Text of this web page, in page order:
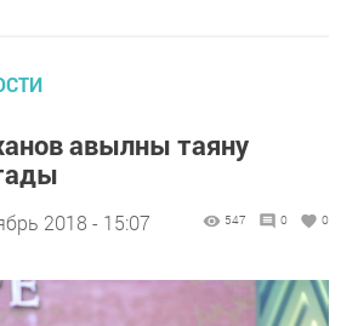
авылны таяну
2018 - 15:07 547 0 0